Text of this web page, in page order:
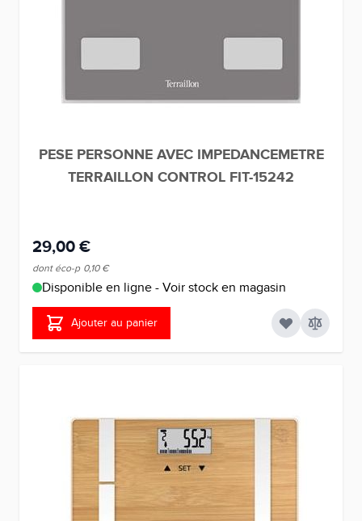
PESE PERSONNE AVEC IMPEDANCEMETRE
TERRAILLON CONTROL FIT-15242
29,00 €
dont éco-p 0,10 €
Disponible en ligne - Voir stock en magasin
Ajouter au panier